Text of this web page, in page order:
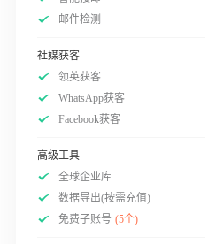
邮件检测
社媒获客
领英获客
WhatsApp获客
Facebook获客
高级工具
全球企业库
数据导出(按需充值)
免费子账号 (5个)